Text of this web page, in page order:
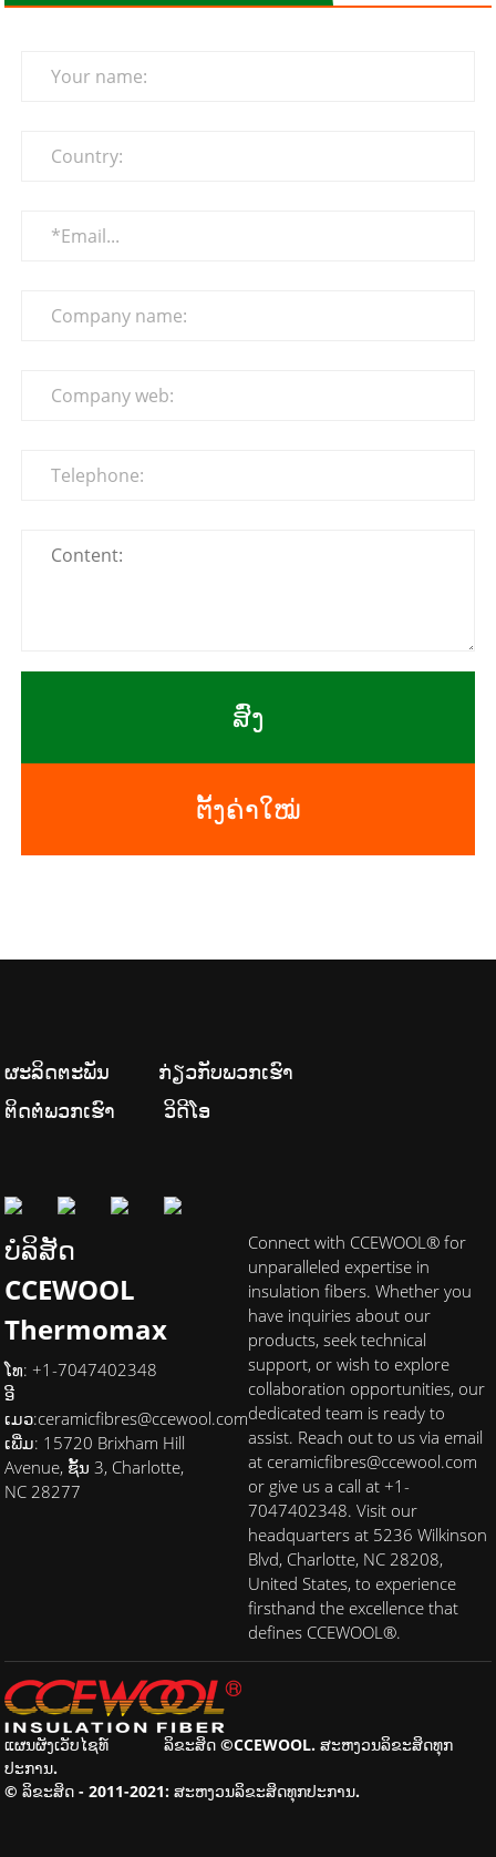
ສົ່ງ
ຕັ້ງຄ່າໃໝ່
ຜະລິດຕະພັນ
ກ່ຽວກັບພວກເຮົາ
ຕິດຕໍ່ພວກເຮົາ
ວິດີໂອ
ບໍລິສັດ
CCEWOOL
Thermomax
ໂທ: +1-7047402348
ອີ
ເມວ:ceramicfibres@ccewool.com
ເພີ່ມ: 15720 Brixham Hill
Avenue, ຊັ້ນ 3, Charlotte,
NC 28277
Connect with CCEWOOL® for
unparalleled expertise in
insulation fibers. Whether you
have inquiries about our
products, seek technical
support, or wish to explore
collaboration opportunities, our
dedicated team is ready to
assist. Reach out to us via email
at ceramicfibres@ccewool.com
or give us a call at +1-
7047402348. Visit our
headquarters at 5236 Wilkinson
Blvd, Charlotte, NC 28208,
United States, to experience
firsthand the excellence that
defines CCEWOOL®.
ແຜນຜັງເວັບໄຊທ໌
ລິຂະສິດ ©CCEWOOL. ສະຫງວນລິຂະສິດທຸກ
ປະການ.
© ລິຂະສິດ - 2011-2021: ສະຫງວນລິຂະສິດທຸກປະການ.